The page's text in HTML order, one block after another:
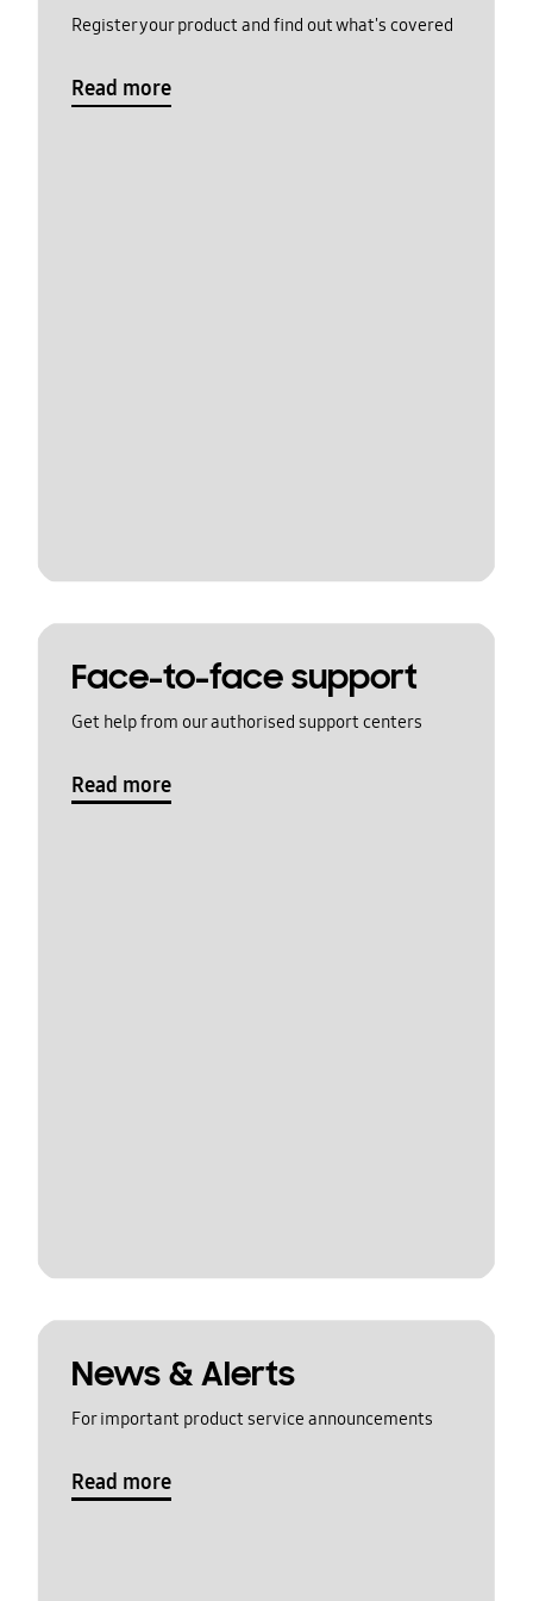
Register your product and find out what's covered
Read more
Face-to-face support
Get help from our authorised support centers
Read more
News & Alerts
For important product service announcements
Read more